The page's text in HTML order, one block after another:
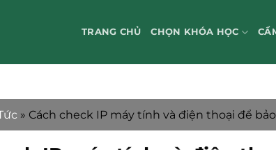
TRANG CHỦ CHỌN KHÓA HỌC
» Cách check IP máy tính và điện thoại để